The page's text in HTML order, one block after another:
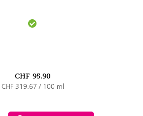
CHF 95.90
CHF 319.67 / 100 ml